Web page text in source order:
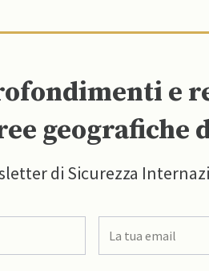
e
geografiche
di Sicurezza